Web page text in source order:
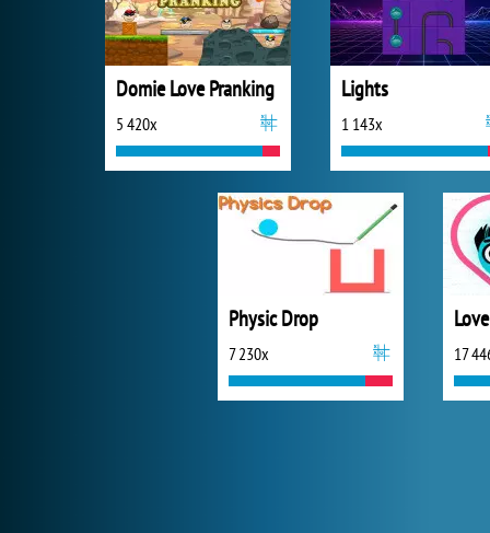
Domie Love Pranking
5 420x
Lights
1 143x
Physic Drop
7 230x 17